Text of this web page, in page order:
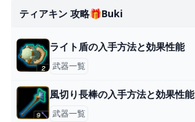
ティアキン 攻略🎁buki
ライト盾の入手方法と効果性能
武器一覧
風切り長棒の入手方法と効果性能
武器一覧